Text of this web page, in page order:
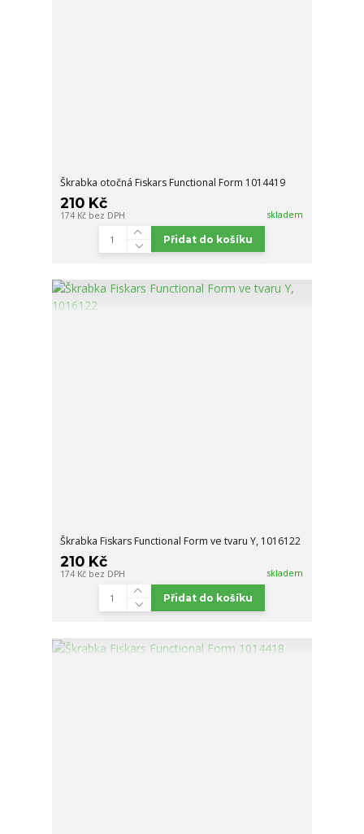
Škrabka otočná Fiskars Functional Form 1014419
210 Kč
174 Kč bez DPH skladem
Přidat do košíku
Škrabka Fiskars Functional Form ve tvaru Y, 1016122
210 Kč
174 Kč bez DPH skladem
Přidat do košíku